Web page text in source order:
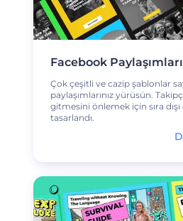
Facebook Paylaşımları
Çok çeşitli ve cazip şablonlar
paylaşımlarınız yürüsün.
gitmesini önlemek için sıra
tasarlandı.